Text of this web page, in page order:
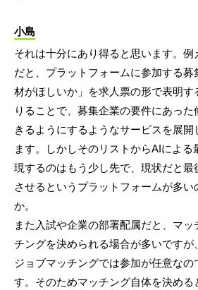
小島
それは十分にあり得ると思います。
だと、プラットフォームに参加する募
材がほしいか」を求人票の形で表明
りることで、募集企業の要件にあっ
きるようにするようなサービスを展開
ます。しかしそのリストからAIによ
現するのはもう少し先で、現状だと
させるというプラットフォームが多い
か。
また入試や企業の部署配属だと、マッ
チングを決められる場合が多いです
ジョブマッチングでは参加が任意な
す。そのためマッチング自体を決める